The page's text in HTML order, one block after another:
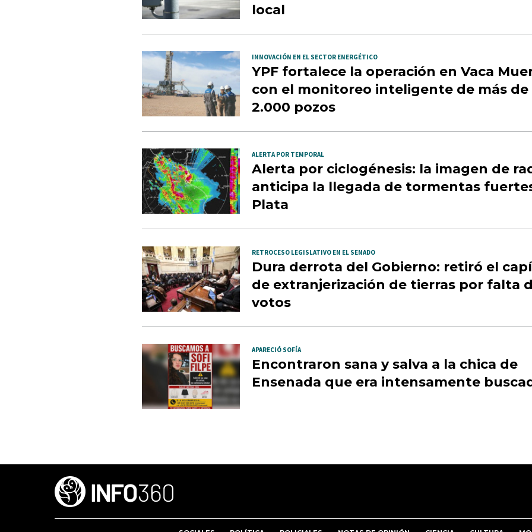
local
INNOVACIÓN EN EL SECTOR ENERGÉTICO
YPF fortalece la operación en Vaca
con el monitoreo inteligente de más de
2.000 pozos
ALERTA POR TEMPORAL
Alerta por ciclogénesis: la imagen de
anticipa la llegada de tormentas
Plata
RETROCESO LEGISLATIVO EN EL SENADO
Dura derrota del Gobierno: retiró el
de extranjerización de tierras por falta
votos
APARECIÓ SOFÍA
Encontraron sana y salva a la chica de
Ensenada que era intensamente